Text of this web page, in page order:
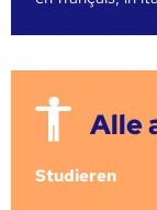
Alle
Studieren